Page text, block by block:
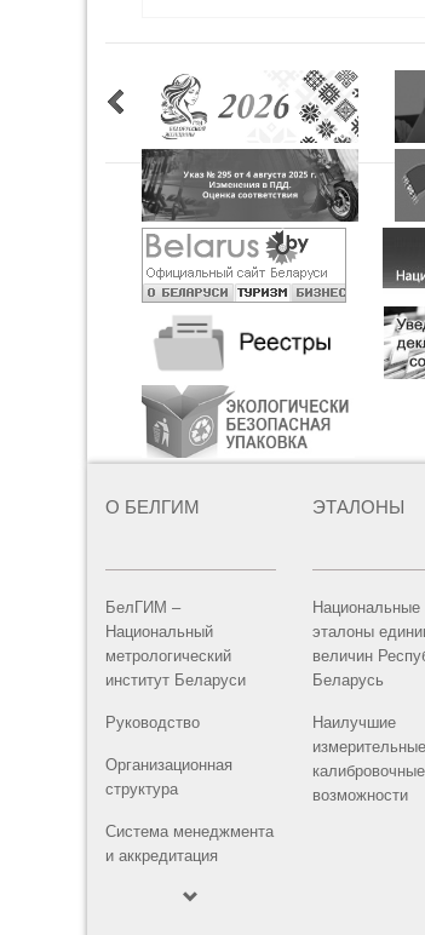
О БЕЛГИМ
БелГИМ –
Национальный
метрологический
институт Беларуси
Руководство
Организационная
структура
Система менеджмента
и аккредитация
ЭТАЛОНЫ
Национальные
эталоны
величин
Беларусь
Наилучшие
калибровочные
возможности